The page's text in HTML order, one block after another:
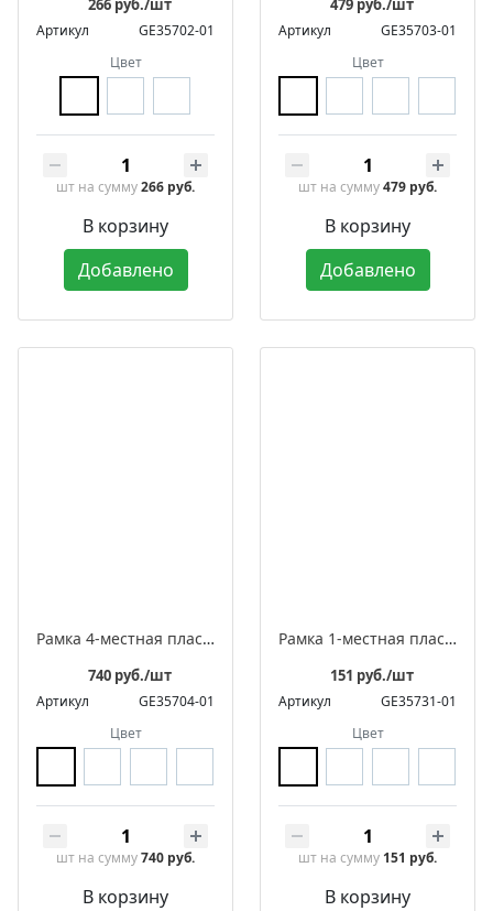
266 руб./шт
Артикул
GE35702-01
Цвет
шт на сумму266 руб.
В корзину
Добавлено
479 руб./шт
Артикул
GE35703-01
Цвет
шт на сумму479 руб.
В корзину
Добавлено
Рамка 4-местная пластиковая встраиваемая, серия ЛАХТА «Геометрика», овал
740 руб./шт
Артикул
GE35704-01
Цвет
шт на сумму740 руб.
В корзину
Рамка 1-местная пластиковая встраиваемая, серия ЛАХТА «Геометрика», волна
151 руб./шт
Артикул
GE35731-01
Цвет
шт на сумму 151 руб.
В корзину